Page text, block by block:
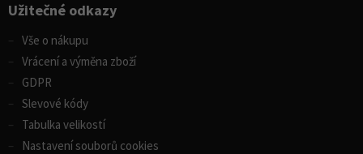
Užitečné odkazy
Vše o nákupu
Vrácení a výměna zboží
GDPR
Slevové kódy
Tabulka velikostí
Nastavení souborů cookies